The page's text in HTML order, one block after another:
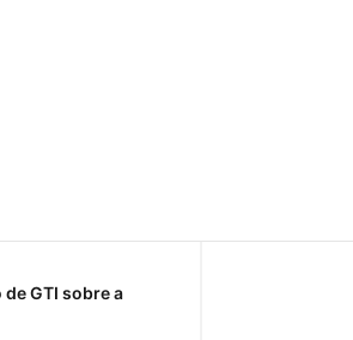
GTI sobre a